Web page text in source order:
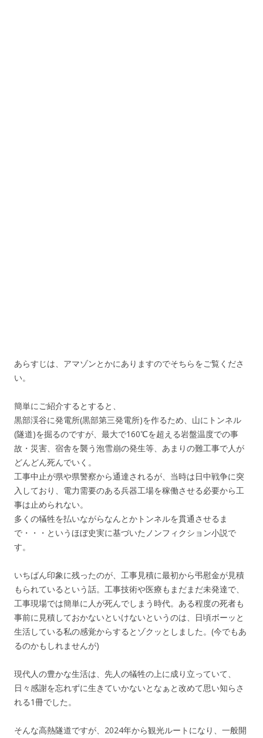
あらすじは、アマゾンとかにありますのでそちらをご覧くださ
い。
簡単にご紹介するとすると、
黒部渓谷に発電所(黒部第三発電所)を作るため、山にトンネル
(隧道)を掘るのですが、最大で160℃を超える岩盤温度での事
故・災害、宿舎を襲う泡雪崩の発生等、あまりの難工事で人が
どんどん死んでいく。
工事中止が県や県警察から通達されるが、当時は日中戦争に突
入しており、電力需要のある兵器工場を稼働させる必要から工
事は止められない。
多くの犠牲を払いながらなんとかトンネルを貫通させるま
で・・・というほぼ史実に基づいたノンフィクション小説で
す。
いちばん印象に残ったのが、工事見積に最初から弔慰金が見積
もられているという話。工事技術や医療もまだまだ未発達で、
工事現場では簡単に人が死んでしまう時代。ある程度の死者も
事前に見積しておかないといけないというのは、日頃ボーッと
生活している私の感覚からするとゾクッとしました。(今でもあ
るのかもしれませんが)
現代人の豊かな生活は、先人の犠牲の上に成り立っていて、
日々感謝を忘れずに生きていかないとなぁと改めて思い知らさ
れる1冊でした。
そんな高熱隧道ですが、2024年から観光ルートになり、一般開